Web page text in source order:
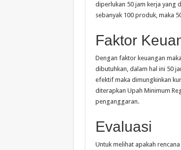
diperlukan 50 jam kerja yang
sebanyak 100 produk, maka
Faktor
Dengan faktor keuangan
dibutuhkan, dalam hal ini 50
efektif maka dimungkinkan
diterapkan Upah Minimum
penganggaran.
Evaluasi
Untuk melihat apakah